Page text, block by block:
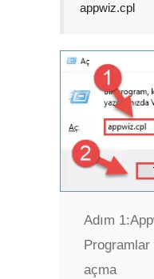
appwiz.cpl
Adım 1:
açma